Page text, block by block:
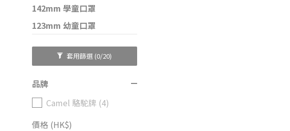
142mm 學童口罩
123mm 幼童口罩
套用篩選 (0/20)
品牌
Camel 駱駝牌 (4)
價格 (HK$)